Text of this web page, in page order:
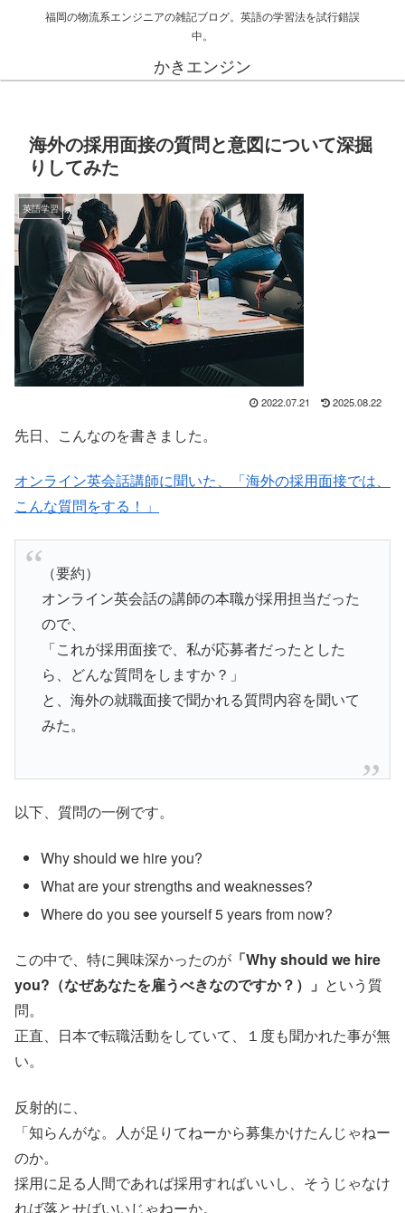
福岡の物流系エンジニアの雑記ブログ。英語の学習法を試行錯誤
中。
かきエンジン
海外の採用面接の質問と意図について深掘
りしてみた
英語学習
2022.07.21 2025.08.22
先日、こんなのを書きました。
オンライン英会話講師に聞いた、「海外の採用面接では、
こんな質問をする！」
（要約）
オンライン英会話の講師の本職が採用担当だった
ので、
「これが採用面接で、私が応募者だったとした
ら、どんな質問をしますか？」
と、海外の就職面接で聞かれる質問内容を聞いて
みた。
以下、質問の一例です。
Why should we hire you?
What are your strengths and weaknesses?
Where do you see yourself 5 years from now?
この中で、特に興味深かったのが 「Why should we hire
you?（なぜあなたを雇うべきなのですか？）」 という質
問。
正直、日本で転職活動をしていて、１度も聞かれた事が無
い。
反射的に、
「知らんがな。人が足りてねーから募集かけたんじゃねー
のか。
採用に足る人間であれば採用すればいいし、そうじゃなけ
れば落とせばいいじゃねーか。